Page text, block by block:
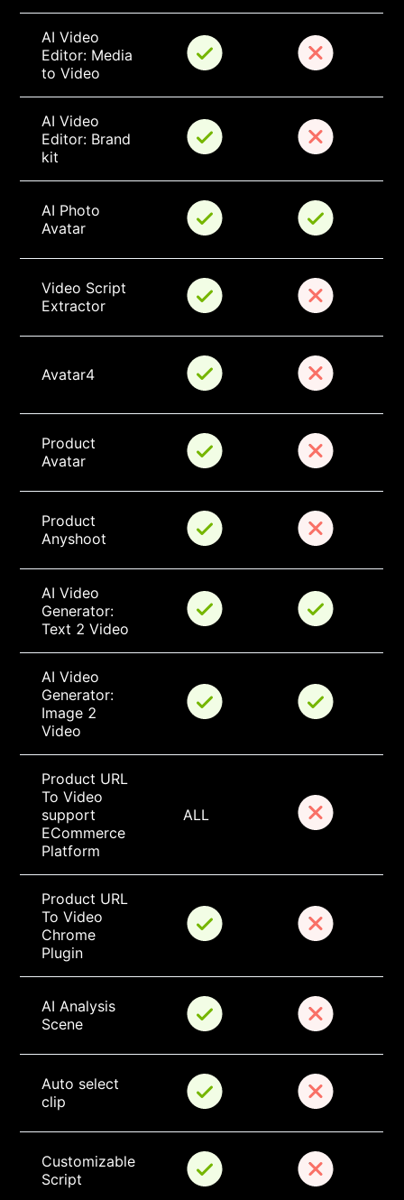
AI Video
Editor: Media
to Video
AI Video
Editor: Brand
kit
AI Photo
Avatar
Video Script
Extractor
Avatar4
Product
Avatar
Product
Anyshoot
AI Video
Generator:
Text 2 Video
AI Video
Generator:
Image 2
Video
Product URL
To Video
support
ECommerce
Platform
ALL
Product URL
To Video
Chrome
Plugin
AI Analysis
Scene
Auto select
clip
Customizable
Script